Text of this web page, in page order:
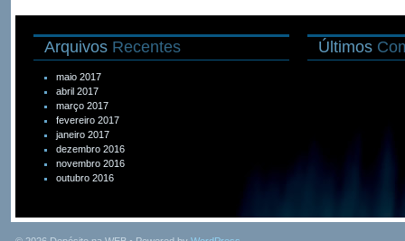
Arquivos Recentes
maio 2017
abril 2017
março 2017
fevereiro 2017
janeiro 2017
dezembro 2016
novembro 2016
outubro 2016
Últimos